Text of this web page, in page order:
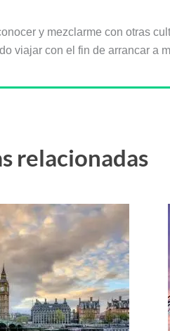
y mezclarme con otras
viajar con el fin de arrancar a
relacionadas